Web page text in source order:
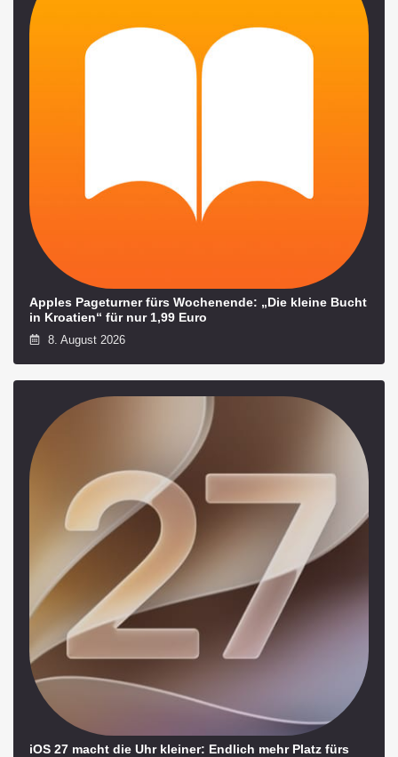
Apples Pageturner fürs Wochenende: „Die kleine Bucht
in Kroatien“ für nur 1,99 Euro
8. August 2026
iOS 27 macht die Uhr kleiner: Endlich mehr Platz fürs